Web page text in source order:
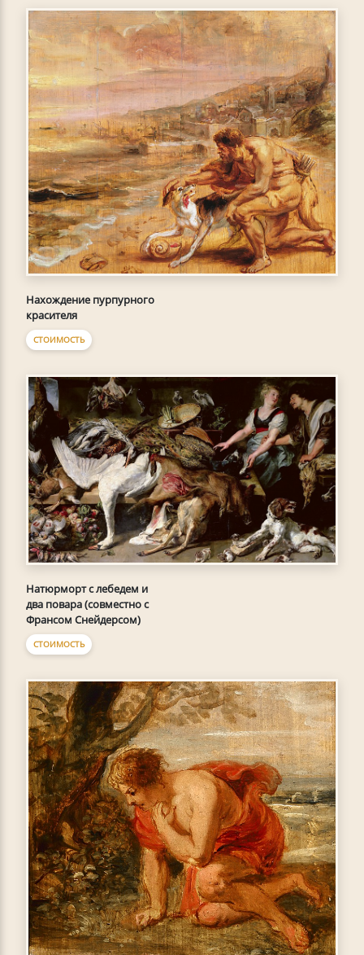
Нахождение пурпурного
красителя
СТОИМОСТЬ
Натюрморт с лебедем и
два повара (совместно с
Франсом Снейдерсом)
СТОИМОСТЬ